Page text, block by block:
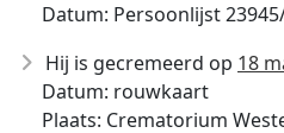
Datum: Persoonlijst
Hij is gecremeerd op 18
Datum: rouwkaart
Plaats: Crematorium